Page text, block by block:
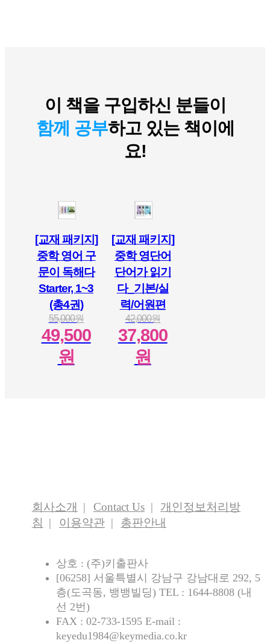
도
이 책을 구입하신 분들이
함께 공부하고 있는 책이에
요!
[교재 패키지]
중학 영어 구
문이 독해다
Starter, 1~3
(총4권)
55,000원
49,500
원
[교재 패키지]
중학 영단어
단어가 읽기
다_기본/실
력/어원편
42,000원
37,800
원
회사소개 Contact Us
개인정보처리방
침
이용약관 총판안내
상호 : (주)키출판사
[06258] 서울특별시 강남구 강남대로 292, 5
층(도곡동, 뱅뱅빌딩) TEL : 1644-8808 (내
선 2번)
FAX : 02-733-1595 E-mail :
keyedu1984@keymedia.co.kr